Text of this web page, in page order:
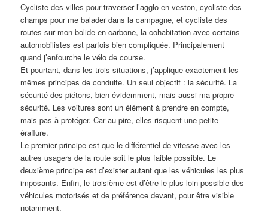
Cycliste des villes pour traverser l’agglo en veston, cycliste des
champs pour me balader dans la campagne, et cycliste des
routes sur mon bolide en carbone, la cohabitation avec certains
automobilistes est parfois bien compliquée. Principalement
quand j’enfourche le vélo de course.
Et pourtant, dans les trois situations, j’applique exactement les
mêmes principes de conduite. Un seul objectif : la sécurité. La
sécurité des piétons, bien évidemment, mais aussi ma propre
sécurité. Les voitures sont un élément à prendre en compte,
mais pas à protéger. Car au pire, elles risquent une petite
éraflure.
Le premier principe est que le différentiel de vitesse avec les
autres usagers de la route soit le plus faible possible. Le
deuxième principe est d’exister autant que les véhicules les plus
imposants. Enfin, le troisième est d’être le plus loin possible des
véhicules motorisés et de préférence devant, pour être visible
notamment.